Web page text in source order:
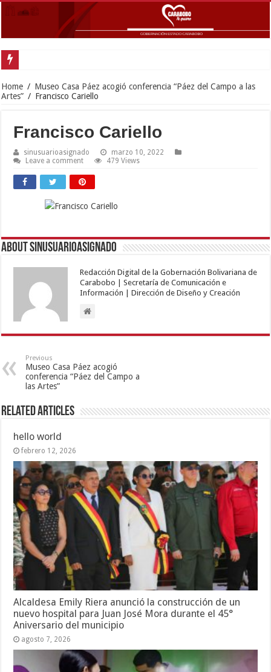
Home / Museo Casa Páez acogió conferencia “Páez del Campo a las
Artes” / Francisco Cariello
Francisco Cariello
sinusuarioasignado
marzo 10, 2022
Leave a comment
479 Views
About sinusuarioasignado
Redacción Digital de la Gobernación Bolivariana de
Carabobo | Secretaría de Comunicación e
Información | Dirección de Diseño y Creación
Previous
Museo Casa Páez acogió
conferencia “Páez del Campo a
las Artes”
Related Articles
hello world
febrero 12, 2026
Alcaldesa Emily Riera anunció la construcción de un
nuevo hospital para Juan José Mora durante el 45°
Aniversario del municipio
agosto 7, 2026